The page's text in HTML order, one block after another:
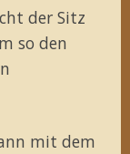
der Sitz
so den
mit dem